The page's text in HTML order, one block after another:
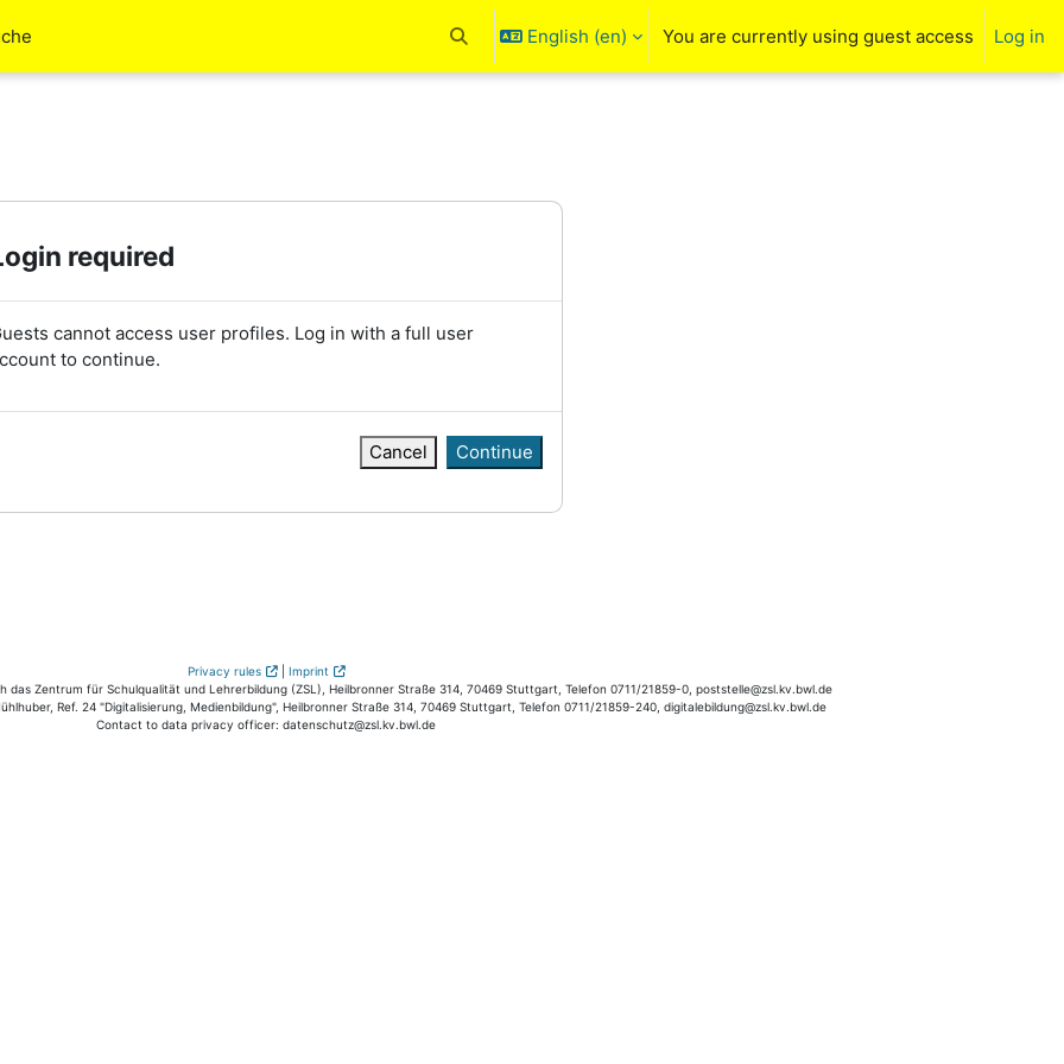
Toggle search input
English ‎(en)‎ You are currently using guest access Log in
required
cannot access user profiles. Log in with a full user
to continue.
Cancel Continue
Privacy rules | Imprint
Zentrum für Schulqualität und Lehrerbildung (ZSL), Heilbronner Straße 314, 70469 Stuttgart, Telefon 0711/21859-0, poststelle@zsl.kv.bwl.de
Ref. 24 "Digitalisierung, Medienbildung", Heilbronner Straße 314, 70469 Stuttgart, Telefon 0711/21859-240, digitalebildung@zsl.kv.bwl.de
Contact to data privacy officer: datenschutz@zsl.kv.bwl.de